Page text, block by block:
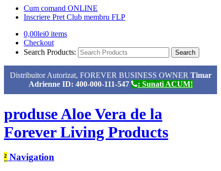
Cum comand ONLINE
Inscriere Pret Club membru FLP
0,00lei0 items
Checkout
Search Products:
Distribuitor Autorizat, FOREVER BUSINESS OWNER Timar
Adrienne ID: 400-000-111-547
: Sunati ACUM!
produse Aloe Vera de la
Forever Living Products
² Navigation